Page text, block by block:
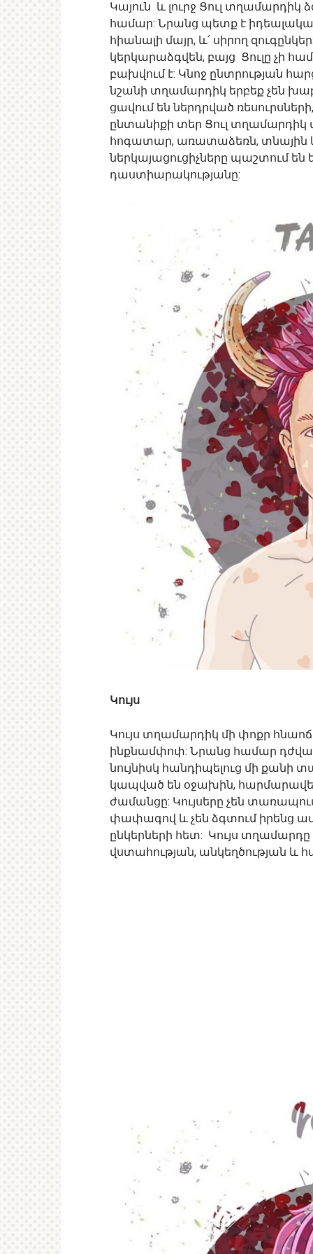
Կայուն և լուրջ Ցուլ տղամարդիկ
համար: Նրանց պետք է իդեալական
հիանալի մայր, և՛ սիրող
կերկարաձգվեն, բայց Ցուլը չի
բախվում է: Կնոջ ընտրության
նշանի տղամարդիկ երբեք չեն
ցավում են ներդրված
ընտանիքի տեր Ցուլ տղամարդիկ
հոգատար, առատաձեռն, տնային
ներկայացուցիչները պաշտում
դաստիարակությանը:
Կույս
Կույս տղամարդիկ մի փոքր
ինքնամփոփ: Նրանց համար
նույնիսկ հանդիպելուց մի
կապված են օջախին,
ժամանցը: Կույսերը չեն
փափագով և չեն ձգտում իրենց
ընկերների հետ: Կույս տղամարդը
վստահության, անկեղծության և